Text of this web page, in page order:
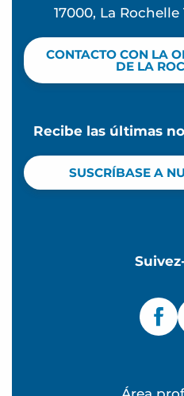
17000, La Rochelle
CONTACTO CON LA
DE LA
Recibe las últimas
SUSCRÍBASE A